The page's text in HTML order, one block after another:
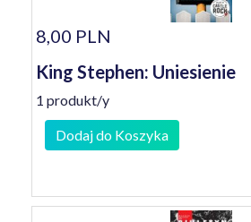
8,00 PLN
King Stephen: Uniesienie
1 produkt/y
Dodaj do Koszyka